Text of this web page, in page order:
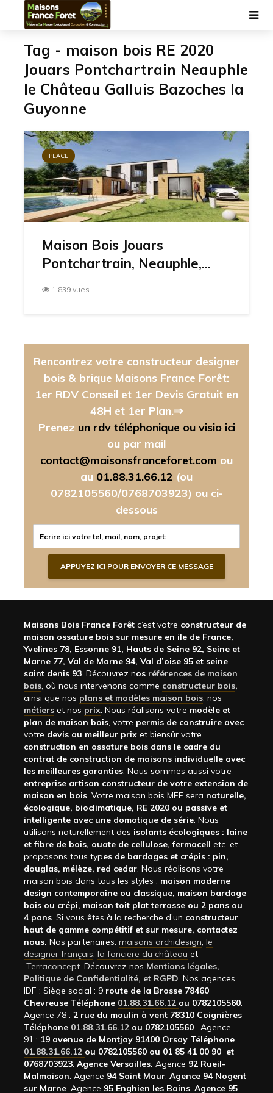
Tag - maison bois RE 2020
Jouars Pontchartrain Neauphle
le Château Galluis Bazoches la
Guyonne
PLACE
Maison Bois Jouars
Pontchartrain, Neauphle,...
1 839 vues
Rencontrez votre constructeur designer
bois & brique Maisons France Forêt:
1er RDV Conseil et 1er Devis Gratuit en
48H et 1er Plan.⇒
Prenez un rdv téléphonique ou visio ici
ou par mail
contact@maisonsfranceforet.com ou
au 01.88.31.66.12 (ou
0782105560/0768703923) ou ci-
dessous
Maisons Bois France Forêt c’est votre constructeur de
maison ossature bois sur mesure en ile de France,
Yvelines 78, Essonne 91, Hauts de Seine 92, Seine et
Marne 77, Val de Marne 94, Val d’oise 95 et seine
saint denis 93. Découvrez nos références de maison
bois, où nous intervenons comme constructeur bois,
ainsi que nos plans et modèles maison bois, nos
métiers et nos prix. Nous réalisons votre modèle et
plan de maison bois, votre permis de construire avec ,
votre devis au meilleur prix et biensûr votre
construction en ossature bois dans le cadre du
contrat de construction de maisons individuelle avec
les meilleures garanties. Nous sommes aussi votre
entreprise artisan constructeur de votre extension de
maison en bois. Votre maison bois MFF sera naturelle,
écologique, bioclimatique, RE 2020 ou passive et
intelligente avec une domotique de série. Nous
utilisons naturellement des isolants écologiques : laine
et fibre de bois, ouate de cellulose, fermacell etc. et
proposons tous types de bardages et crépis : pin,
douglas, mélèze, red cedar. Nous réalisons votre
maison bois dans tous les styles : maison moderne
design contemporaine ou classique, maison bardage
bois ou crépi, maison toit plat terrasse ou 2 pans ou
4 pans. Si vous êtes à la recherche d’un constructeur
haut de gamme compétitif et sur mesure, contactez
nous. Nos partenaires: maisons archidesign, le
designer français, la fonciere du château et
Terraconcept. Découvrez nos Mentions légales,
Politique de Confidentialité, et RGPD. Nos agences
IDF : Siège social : 9 route de la Brosse 78460
Chevreuse Téléphone 01.88.31.66.12 ou 0782105560.
Agence 78 : 2 rue du moulin à vent 78310 Coignières
Téléphone 01.88.31.66.12 ou 0782105560 . Agence
91 : 19 avenue de Montjay 91400 Orsay Téléphone
01.88.31.66.12 ou 0782105560 ou 01 85 41 00 90 et
0768703923. Agence Versailles. Agence 92 Rueil-
Malmaison. Agence 94 Saint Maur. Agence 94 Nogent
sur Marne. Agence 95 Enghien les Bains. Agence 95